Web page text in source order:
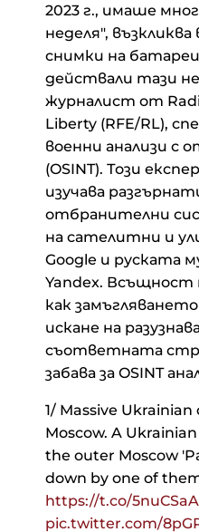
2023 г., имаше
неделя", възкликва
снимки на
действали тази
журналист от
Liberty (RFE/RL),
военни анализи с
(OSINT). Този
изучава
отбранителни
на сателитни и
Google и руската
Yandex.
как
искане на
съответната
забава за OSINT
1/ Massive
Moscow. A
the outer Moscow
down by one of
https://t.co/
pic.twitter.com/